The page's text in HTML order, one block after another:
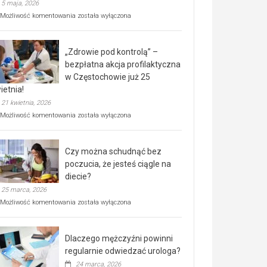
5 maja, 2026
Możliwość komentowania Rusza
rehabilitacji
dla
seniorów!
została wyłączona
„Zdrowie pod kontrolą” –
bezpłatna akcja profilaktyczna
w Częstochowie już 25
21 kwietnia, 2026
Możliwość komentowania „Zdrowie
bezpłatna
akcja
profilaktyczna
w
już
kwietnia!
została wyłączona
Czy można schudnąć bez
poczucia, że jesteś ciągle na
diecie?
25 marca, 2026
Możliwość komentowania Czy
poczucia,
że
została wyłączona
Dlaczego mężczyźni powinni
regularnie odwiedzać urologa?
24 marca, 2026